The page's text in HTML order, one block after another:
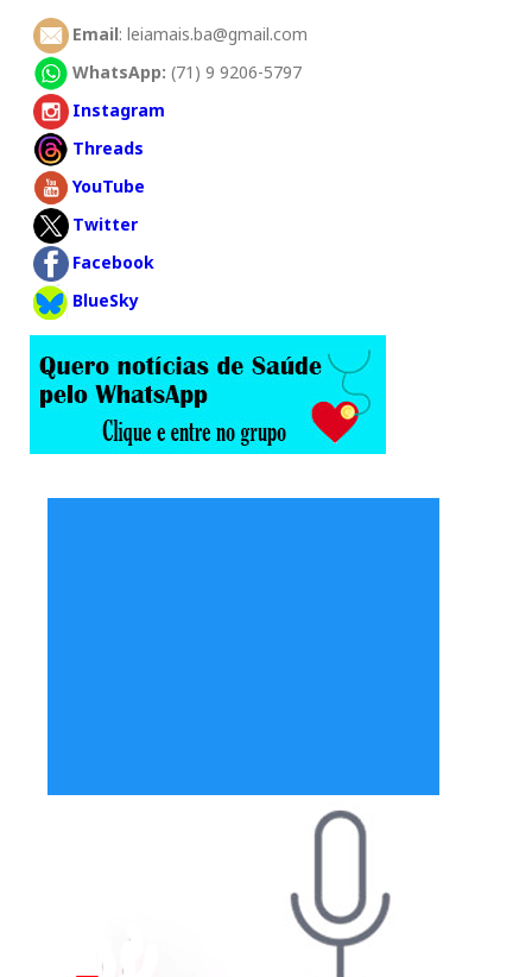
Email: leiamais.ba@gmail.com
WhatsApp: (71) 9 9206-5797
Instagram
Threads
YouTube
Twitter
Facebook
BlueSky